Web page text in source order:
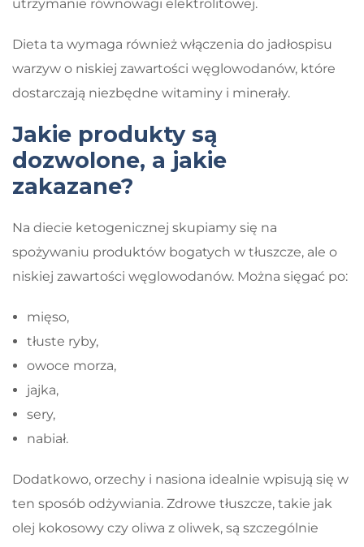
utrzymanie równowagi elektrolitowej.
Dieta ta wymaga również włączenia do jadłospisu
warzyw o niskiej zawartości węglowodanów, które
dostarczają niezbędne witaminy i minerały.
Jakie produkty są
dozwolone, a jakie
zakazane?
Na diecie ketogenicznej skupiamy się na
spożywaniu produktów bogatych w tłuszcze, ale o
niskiej zawartości węglowodanów. Można sięgać po:
mięso,
tłuste ryby,
owoce morza,
jajka,
sery,
nabiał.
Dodatkowo, orzechy i nasiona idealnie wpisują się w
ten sposób odżywiania. Zdrowe tłuszcze, takie jak
olej kokosowy czy oliwa z oliwek, są szczególnie